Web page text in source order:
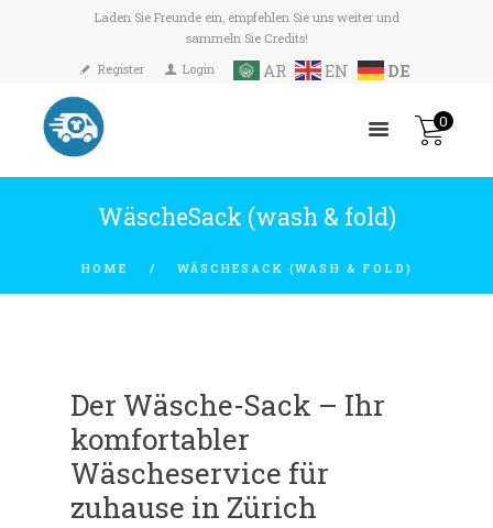
Laden Sie Freunde ein, empfehlen Sie uns weiter und
sammeln Sie Credits!
Register
Login AR EN DE
0
WäscheSack (wash & fold)
HOME WÄSCHESACK (WASH & FOLD)
Der Wäsche-Sack – Ihr
komfortabler
Wäscheservice für
zuhause in Zürich